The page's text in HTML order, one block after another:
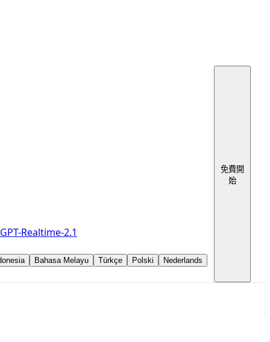
GPT-Realtime-2.1
Bahasa Melayu Türkçe Polski
Nederlands
免費開
始